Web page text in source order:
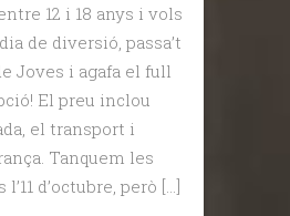
12 i 18 anys i vols
de diversió, passa’t
Joves i agafa el full
El preu inclou
el transport i
Tanquem les
d’octubre, però […]